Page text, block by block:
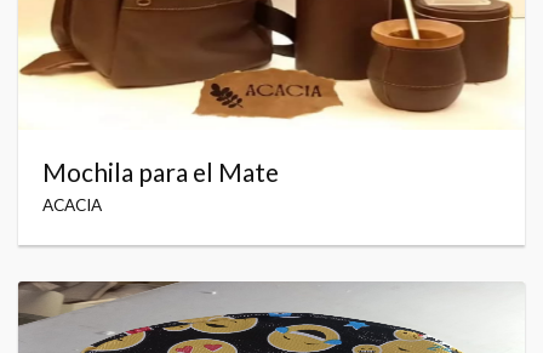
Mochila para el Mate
ACACIA